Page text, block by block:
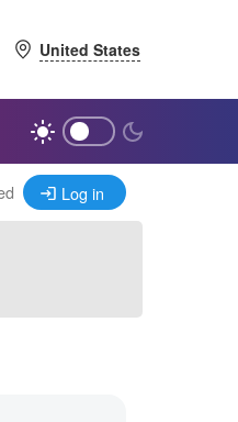
United States
Log in